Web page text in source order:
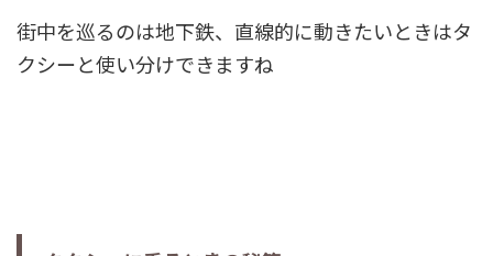
街中を巡るのは地下鉄、直線的に動きたいときはタ
クシーと使い分けできますね